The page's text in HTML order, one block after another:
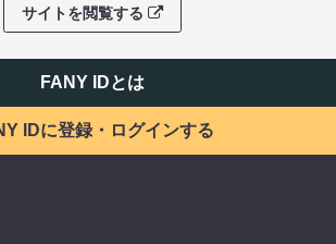
サイトを閲覧する
FANY IDとは
IDに登録・ログインする